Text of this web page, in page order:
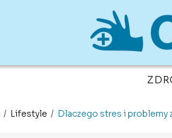
/ Lifestyle / Dlaczego stres i problemy